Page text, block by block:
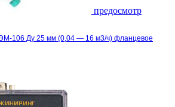
предосмотр
106 Ду 25 мм (0,04 — 16 м3/ч) фланцевое